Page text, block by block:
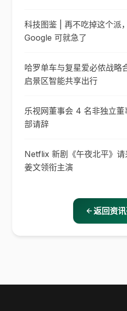
科技图鉴 | 再不吃掉这个派，
Google 可就急了
哈罗单车与复星爱必侬战略
启景区智能共享出行
乐视网董事会 4 名非独立董
部请辞
Netflix 新剧《午夜北平》请
姜文领衔主演
返回资